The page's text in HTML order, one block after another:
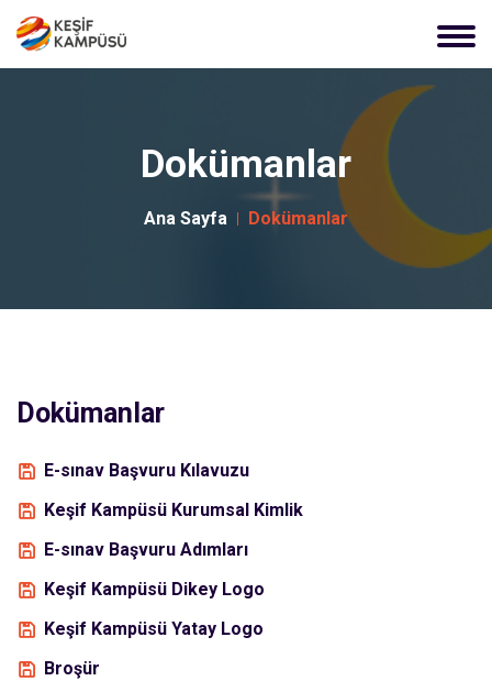
Dokümanlar
Ana Sayfa Dokümanlar
Dokümanlar
E-sınav Başvuru Kılavuzu
Keşif Kampüsü Kurumsal Kimlik
E-sınav Başvuru Adımları
Keşif Kampüsü Dikey Logo
Keşif Kampüsü Yatay Logo
Broşür